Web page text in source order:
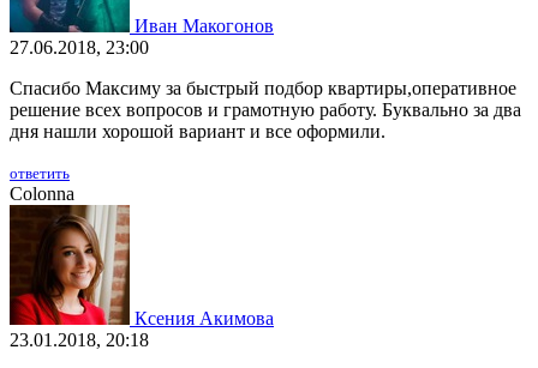
Иван Макогонов
27.06.2018, 23:00
Спасибо Максиму за быстрый подбор квартиры,оперативное
решение всех вопросов и грамотную работу. Буквально за два
дня нашли хорошой вариант и все оформили.
ответить
Colonna
Ксения Акимова
23.01.2018, 20:18